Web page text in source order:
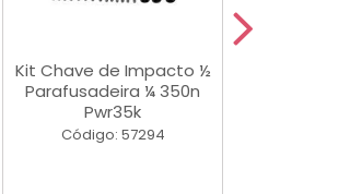
Kit Chave de Impacto ½
Parafusadeira ¼ 350n
Pwr35k
Código: 57294